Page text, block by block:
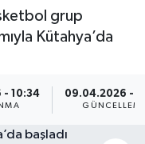
grup
Kütahya’da
- 10:34 09.04.2026 -